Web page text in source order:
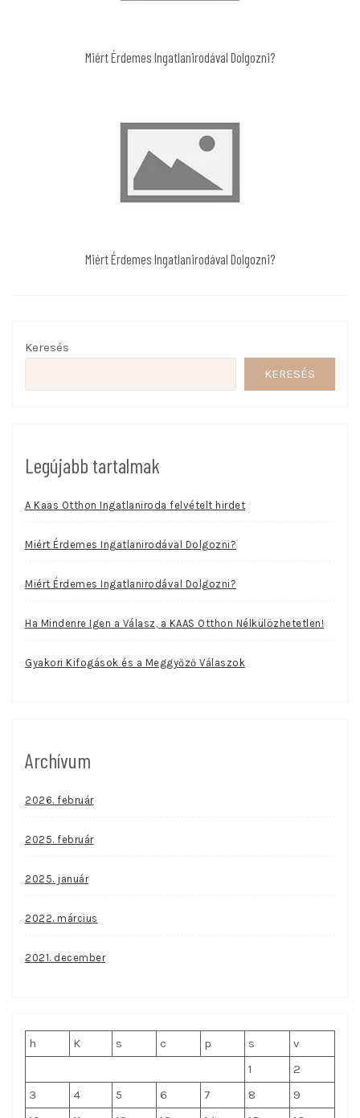
Miért Érdemes Ingatlanirodával Dolgozni?
Miért Érdemes Ingatlanirodával Dolgozni?
Keresés
KERESÉS
Legújabb tartalmak
A Kaas Otthon Ingatlaniroda felvételt hirdet
Miért Érdemes Ingatlanirodával Dolgozni?
Miért Érdemes Ingatlanirodával Dolgozni?
Ha Mindenre Igen a Válasz, a KAAS Otthon Nélkülözhetetlen!
Gyakori Kifogások és a Meggyőző Válaszok
Archívum
2026. február
2025. február
2025. január
2022. március
2021. december
h K s c p s
v
1
2
3
4 5 6 7 8
9